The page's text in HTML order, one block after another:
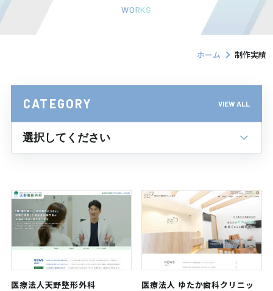
WORKS
ホーム 制作実績
CATEGORY VIEW ALL
医療法人天野整形外科
医療法人 ゆたか歯科クリニッ